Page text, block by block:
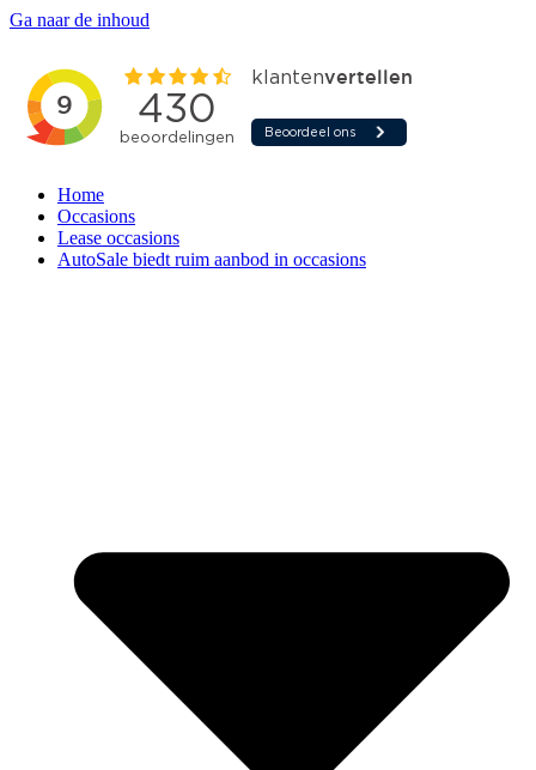
Ga naar de inhoud
Home
Occasions
Lease occasions
AutoSale biedt ruim aanbod in occasions